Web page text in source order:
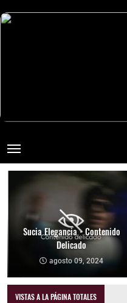
Sucia Elegancia - Contenido
Delicado
agosto 09, 2024
VISTAS A LA PÁGINA TOTALES